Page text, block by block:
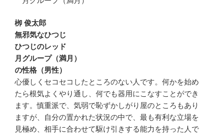
栁 俊太郎
無邪気なひつじ
ひつじのレッド
月グループ（満月）
の性格（男性）
心優しくセコセコしたところのない人です。何かを始め
たら根気よくやり通し、何でも器用にこなすことができ
ます。慎重派で、気弱で恥ずかしがり屋のところもあり
ますが、自分の置かれた状況の中で、最も有利な立場を
見極め、相手に合わせて駆け引きする能力を持った人で